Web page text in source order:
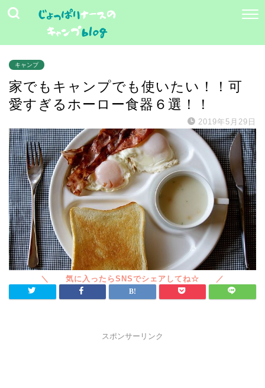
キャンプ
家でもキャンプでも使いたい！！可
愛すぎるホーロー食器６選！！
2019年5月29日
スポンサーリンク